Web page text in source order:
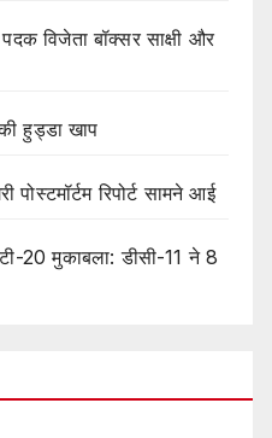
विजेता बॉक्सर साक्षी और
हुड्डा खाप
पोस्टमॉर्टम रिपोर्ट सामने आई
20 मुकाबला: डीसी-11 ने 8